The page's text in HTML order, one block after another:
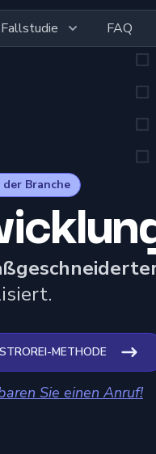
Fallstudie FAQ
Branche
METHODE
Sie einen Anruf!